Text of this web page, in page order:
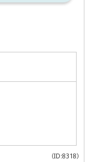
（ID:8318）